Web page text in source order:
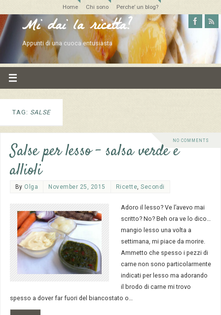
Home Chi sono Perche’ un blog?
Mi dai la ricetta?
Appunti di una cuoca entusiasta
TAG: SALSE
NO COMMENTS
Salse per lesso – salsa verde e
allioli
By Olga November 25, 2015 Ricette,Secondi
Adoro il lesso? Ve l’avevo mai
scritto? No? Beh ora ve lo dico…
mangio lesso una volta a
settimana, mi piace da morire.
Ammetto che spesso i pezzi di
carne non sono particolarmente
indicati per lesso ma adorando
il brodo di carne mi trovo
spesso a dover far fuori del biancostato o…